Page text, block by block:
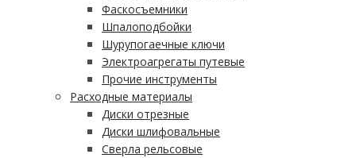
Фаскосъемники
Шпалоподбойки
Шурупогаечные ключи
Электроагрегаты путевые
Прочие инструменты
Расходные материалы
Диски отрезные
Диски шлифовальные
Сверла рельсовые